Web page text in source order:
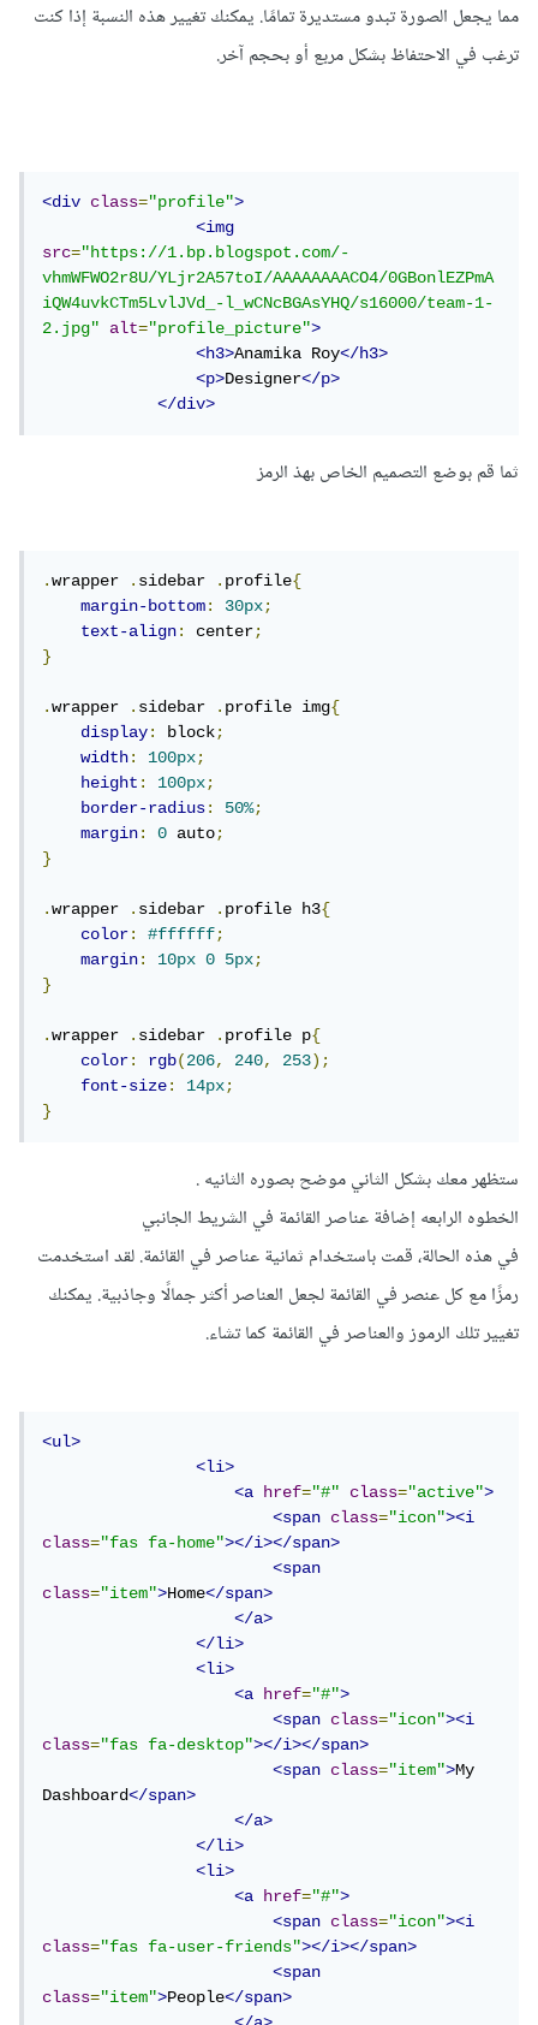
مما يجعل الصورة تبدو مستديرة تمامًا. يمكنك تغيير هذه النسبة إذا كنت
ترغب في الاحتفاظ بشكل مربع أو بحجم آخر.
<div class="profile">
<img
src="https://1.bp.blogspot.com/-
vhmWFWO2r8U/YLjr2A57toI/AAAAAAAACO4/0GBonlEZPmA
iQW4uvkCTm5LvlJVd_-l_wCNcBGAsYHQ/s16000/team-1-
2.jpg"
alt="profile_picture">
<h3>Anamika Roy</h3>
<p>Designer</p>
</div>
ثما قم بوضع التصميم الخاص بهذ الرمز
.wrapper .sidebar .profile{
margin-bottom: 30px;
text-align: center;
}
.wrapper .sidebar .profile img{
display: block;
width: 100px;
height: 100px;
border-radius: 50%;
margin: 0 auto;
}
.wrapper .sidebar .profile h3{
color: #ffffff;
margin: 10px 0 5px;
}
.wrapper .sidebar .profile p{
color: rgb(206, 240, 253);
font-size: 14px;
}
ستظهر معك بشكل الثاني موضح بصوره الثانيه .
الخطوه الرابعه إضافة عناصر القائمة في الشريط الجانبي
في هذه الحالة، قمت باستخدام ثمانية عناصر في القائمة. لقد استخدمت
رمزًا مع كل عنصر في القائمة لجعل العناصر أكثر جمالًا وجاذبية. يمكنك
تغيير تلك الرموز والعناصر في القائمة كما تشاء.
<ul>
<li>
<a
href="#" class="active">
<span
class="icon"><i
class="fas fa-home"></i></span>
<span
class="item">Home</span>
</a>
</li>
<li>
<a
href="#">
<span
class="icon"><i
class="fas fa-desktop"></i></span>
<span
class="item">My
Dashboard</span>
</a>
</li>
<li>
<a
href="#">
<span
class="icon"><i
class="fas fa-user-friends"></i></span>
<span
class="item">People</span>